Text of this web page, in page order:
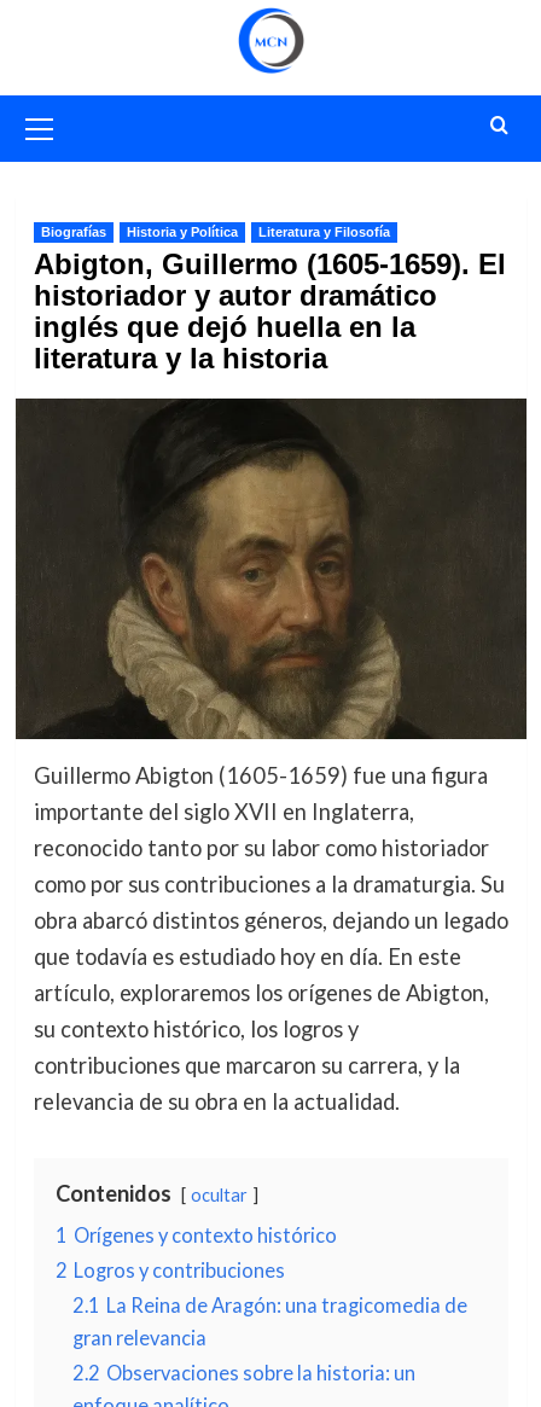
primario
Biografías Historia y Política Literatura y Filosofía
Abigton, Guillermo (1605-1659). El
historiador y autor dramático
inglés que dejó huella en la
literatura y la historia
Guillermo Abigton (1605-1659) fue una figura
importante del siglo XVII en Inglaterra,
reconocido tanto por su labor como historiador
como por sus contribuciones a la dramaturgia. Su
obra abarcó distintos géneros, dejando un legado
que todavía es estudiado hoy en día. En este
artículo, exploraremos los orígenes de Abigton,
su contexto histórico, los logros y
contribuciones que marcaron su carrera, y la
relevancia de su obra en la actualidad.
Contenidos ocultar
1 Orígenes y contexto histórico
2 Logros y contribuciones
2.1 La Reina de Aragón: una tragicomedia de
gran relevancia
2.2 Observaciones sobre la historia: un